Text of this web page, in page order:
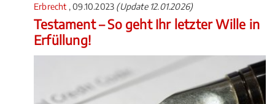
Erbrecht , 09.10.2023 (Update 12.01.2026)
Testament – So geht Ihr letzter Wille in
Erfüllung!